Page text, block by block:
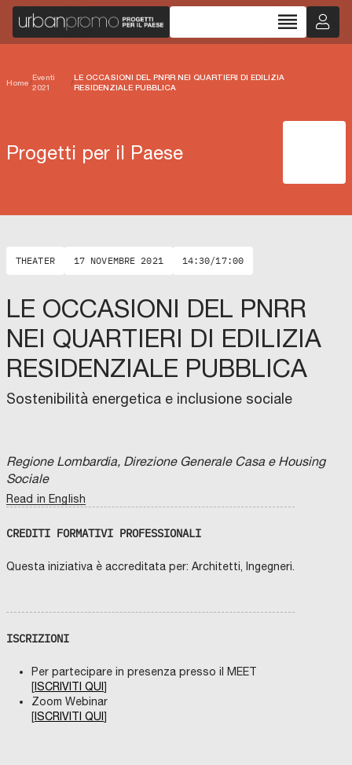
reorder
Home/
Eventi
2021
/
LE OCCASIONI DEL PNRR NEI QUARTIERI DI EDILIZIA
RESIDENZIALE PUBBLICA
Progetti per il Paese
THEATER 17 NOVEMBRE 2021 14:30/17:00
LE OCCASIONI DEL PNRR
NEI QUARTIERI DI EDILIZIA
RESIDENZIALE PUBBLICA
Sostenibilità energetica e inclusione sociale
Regione Lombardia, Direzione Generale Casa e Housing
Sociale
Read in English
CREDITI FORMATIVI PROFESSIONALI
Questa iniziativa è accreditata per: Architetti, Ingegneri.
ISCRIZIONI
Per partecipare in presenza presso il MEET
[ISCRIVITI QUI ]
Zoom Webinar
[ISCRIVITI QUI ]